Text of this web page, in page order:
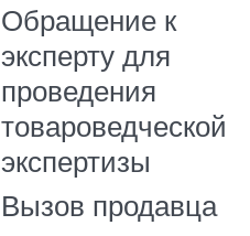
Обращение к
эксперту для
проведения
товароведческой
экспертизы
Вызов продавца